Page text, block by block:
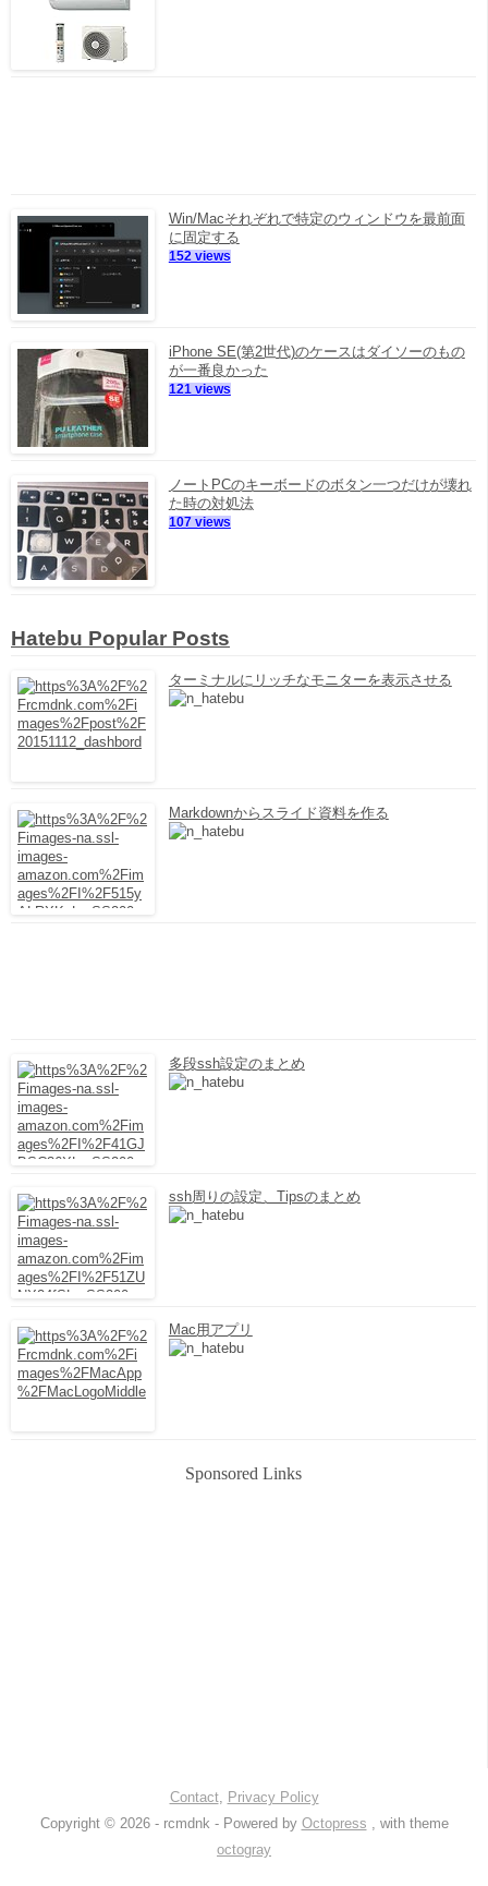
Win/Macそれぞれで特定のウィンドウを最前面
に固定する
152 views
iPhone SE(第2世代)のケースはダイソーのもの
が一番良かった
121 views
ノートPCのキーボードのボタン一つだけが壊れ
た時の対処法
107 views
Hatebu Popular Posts
ターミナルにリッチなモニターを表示させる
Markdownからスライド資料を作る
多段ssh設定のまとめ
ssh周りの設定、Tipsのまとめ
Mac用アプリ
Sponsored Links
Contact,
Privacy Policy
Copyright © 2026 - rcmdnk - Powered by Octopress
, with theme
octogray